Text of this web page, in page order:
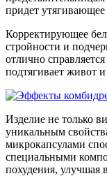
придет утягивающее
Корректирующее
стройности и
отлично
подтягивает живот
Изделие не только
уникальным
микрокапсулами
специальными
похудения,